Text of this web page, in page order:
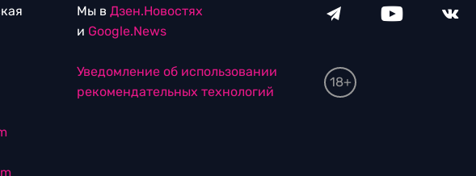
Мы в Дзен.Новостях
и Google.News
Уведомление об использовании
рекомендательных технологий
18+